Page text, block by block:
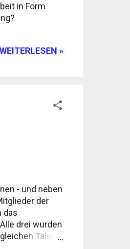
in Form
WEITERLESEN »
- und neben
der
das
drei wurden
Talent